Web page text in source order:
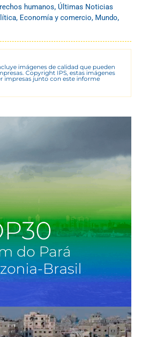
humanos, Últimas Noticias
, Economía y comercio, Mundo,
imágenes de calidad que pueden
Copyright IPS, estas imágenes
impresas junto con este informe